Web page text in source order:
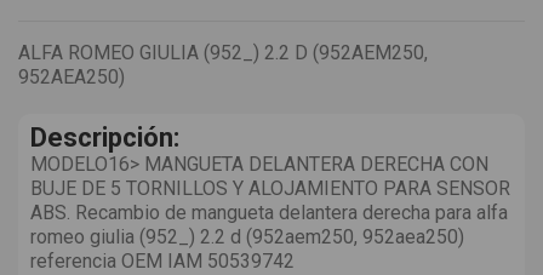
ALFA ROMEO GIULIA (952_) 2.2 D (952AEM250,
952AEA250)
Descripción:
MODELO16> MANGUETA DELANTERA DERECHA CON
BUJE DE 5 TORNILLOS Y ALOJAMIENTO PARA SENSOR
ABS. Recambio de mangueta delantera derecha para alfa
romeo giulia (952_) 2.2 d (952aem250, 952aea250)
referencia OEM IAM 50539742